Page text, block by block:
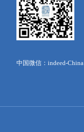
中国微信：indeed-China